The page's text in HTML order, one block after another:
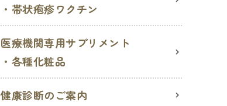
・帯状疱疹ワクチン
医療機関専用サプリメント
・各種化粧品
健康診断のご案内